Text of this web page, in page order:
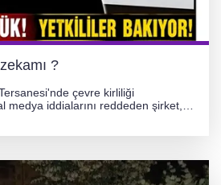
ESER ELE GEÇİRİLDİ
?
çevre kirliliği
medya iddialarını reddeden şirket,